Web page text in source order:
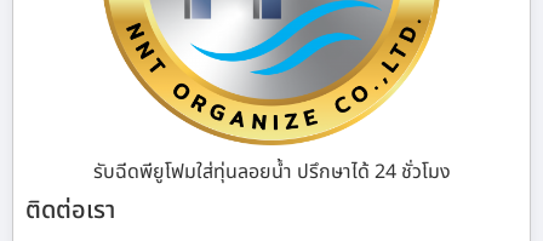
รับฉีดพียูโฟมใส่ทุ่นลอยน้ำ ปรึกษาได้ 24 ชั่วโมง
ติดต่อเรา